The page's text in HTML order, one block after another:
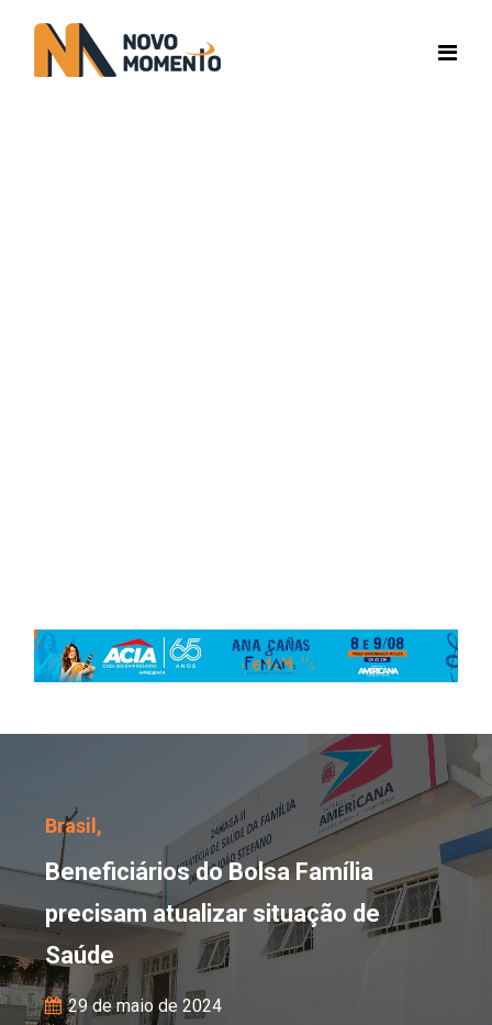
Beneficiários do Bolsa
Brasil,
Beneficiários do Bolsa Família
precisam atualizar situação de
Saúde
29 de maio de 2024